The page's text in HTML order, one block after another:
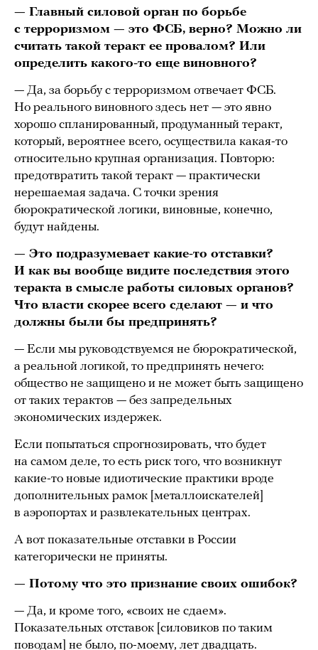
— Главный силовой орган по борьбе
с терроризмом — это ФСБ, верно? Можно ли
считать такой теракт ее провалом? Или
определить какого-то еще виновного?
— Да, за борьбу с терроризмом отвечает ФСБ.
Но реального виновного здесь нет — это явно
хорошо спланированный, продуманный теракт,
который, вероятнее всего, осуществила какая-то
относительно крупная организация. Повторю:
предотвратить такой теракт — практически
нерешаемая задача. С точки зрения
бюрократической логики, виновные, конечно,
будут найдены.
— Это подразумевает какие-то отставки?
И как вы вообще видите последствия этого
теракта в смысле работы силовых органов?
Что власти скорее всего сделают — и что
должны были бы предпринять?
— Если мы руководствуемся не бюрократической,
а реальной логикой, то предпринять нечего:
общество не защищено и не может быть защищено
от таких терактов — без запредельных
экономических издержек.
Если попытаться спрогнозировать, что будет
на самом деле, то есть риск того, что возникнут
какие-то новые идиотические практики вроде
дополнительных рамок [металлоискателей]
в аэропортах и развлекательных центрах.
А вот показательные отставки в России
категорически не приняты.
— Потому что это признание своих ошибок?
— Да, и кроме того, «своих не сдаем».
Показательных отставок [силовиков по таким
поводам] не было, по-моему, лет двадцать.